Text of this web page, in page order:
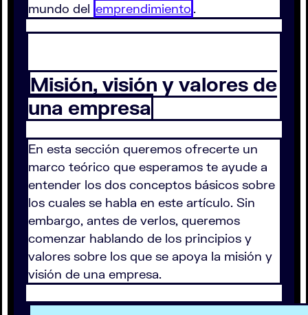
mundo del emprendimiento .
Misión, visión y valores de
una empresa
En esta sección queremos ofrecerte un
marco teórico que esperamos te ayude a
entender los dos conceptos básicos sobre
los cuales se habla en este artículo. Sin
embargo, antes de verlos, queremos
comenzar hablando de los principios y
valores sobre los que se apoya la misión y
visión de una empresa.